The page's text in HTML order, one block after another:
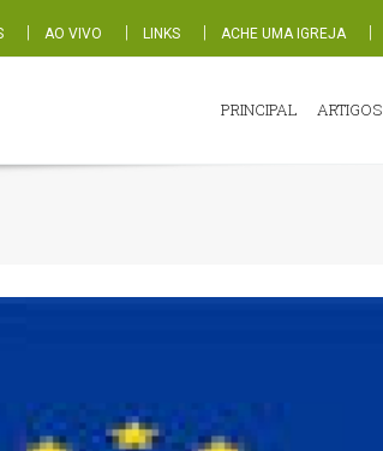
AO VIVO LINKS ACHE UMA IGREJA
PRINCIPAL ARTIGOS